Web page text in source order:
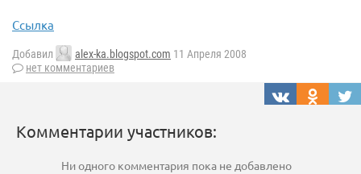
Ссылка
Добавил alex-ka.blogspot.com 11 Апреля 2008
нет комментариев
Комментарии участников:
Ни одного комментария пока не добавлено